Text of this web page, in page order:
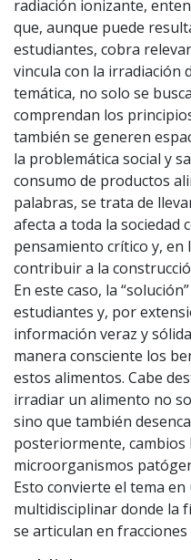
radiación ionizante,
que, aunque puede
estudiantes, cobra
vincula con la irradiación
temática, no solo se
comprendan los
también se generen
la problemática social y
consumo de productos
palabras, se trata de
afecta a toda la sociedad
pensamiento crítico y, en
contribuir a la
En este caso, la
estudiantes y, por
información veraz y
manera consciente los
estos alimentos. Cabe
irradiar un alimento no
sino que también
posteriormente, cambios
microorganismos
Esto convierte el tema
multidisciplinar donde la
se articulan en fracciones